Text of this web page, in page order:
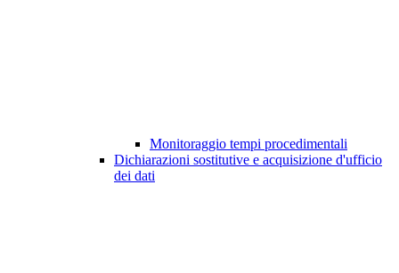
Monitoraggio tempi procedimentali
Dichiarazioni sostitutive e acquisizione d'ufficio
dei dati